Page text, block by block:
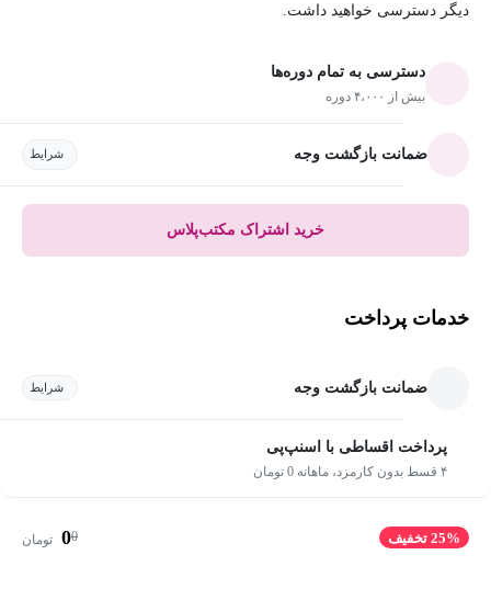
دیگر دسترسی خواهید داشت.
دسترسی به تمام دوره‌ها
بیش از ۴،۰۰۰ دوره
ضمانت بازگشت وجه شرایط
خرید اشتراک مکتب‌پلاس
خدمات پرداخت
ضمانت بازگشت وجه شرایط
پرداخت اقساطی با اسنپ‌پی
۴ قسط بدون کارمزد، ماهانه 0 تومان
25% تخفیف 0
0 تومان